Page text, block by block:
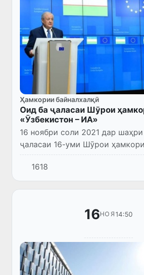
Ҳамкории байналхалқӣ
Оид ба ҷаласаи Шӯрои
«Ӯзбекистон – ИА»
16 ноябри соли 2021 дар
ҷаласаи 16-уми Шӯрои
«Ҷумҳурии Ӯзбекистон –
баргузор гардид, ки дар он
мо таҳти роҳбарии вазири
1618
16НОЯ14:50